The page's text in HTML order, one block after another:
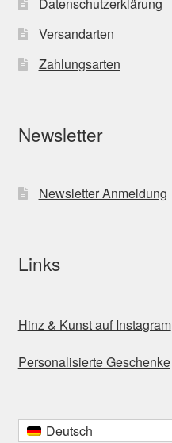
Versandarten
Zahlungsarten
Newsletter
Newsletter Anmeldung
Links
Hinz & Kunst auf Instagram
Personalisierte Geschenke
Deutsch